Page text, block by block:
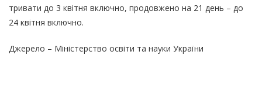
тривати до 3 квітня включно, продовжено на 21 день – до
24 квітня включно.
Джерело – Міністерство освіти та науки України